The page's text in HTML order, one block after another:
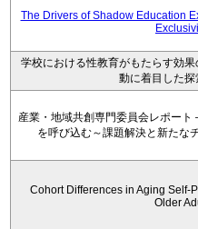
The Drivers of Shadow Education
学校における性教育がもたらす効
動に着目した
産業・地域共創専門委員会レポー
を呼び込む～課題解決と新たな
Cohort Differences in Aging Self-
Older